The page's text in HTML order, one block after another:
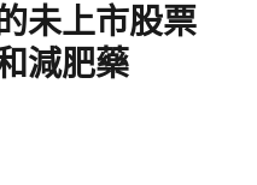
未上市股票
減肥藥